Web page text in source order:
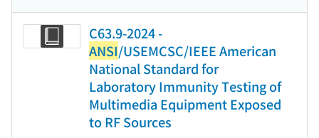
C63.9-2024 -
ANSI/USEMCSC/IEEE American
National Standard for
Laboratory Immunity Testing of
Multimedia Equipment Exposed
to RF Sources